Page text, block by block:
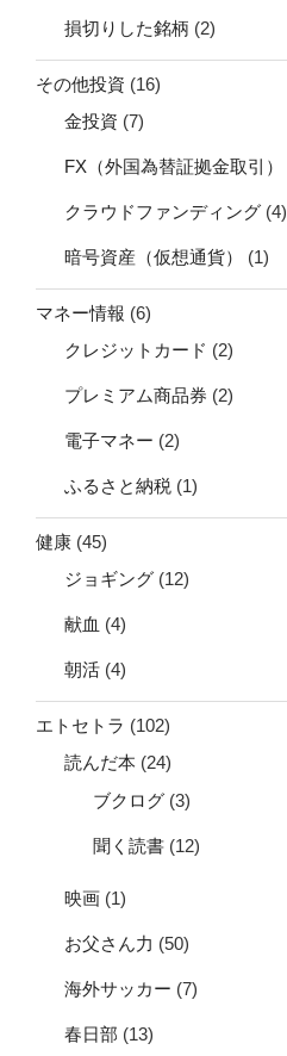
損切りした銘柄 (2)
その他投資 (16)
金投資 (7)
FX（外国為替証拠金取引）
クラウドファンディング (4)
暗号資産（仮想通貨） (1)
マネー情報 (6)
クレジットカード (2)
プレミアム商品券 (2)
電子マネー (2)
ふるさと納税 (1)
健康 (45)
ジョギング (12)
献血 (4)
朝活 (4)
エトセトラ (102)
読んだ本 (24)
ブクログ (3)
聞く読書 (12)
映画 (1)
お父さん力 (50)
海外サッカー (7)
春日部 (13)